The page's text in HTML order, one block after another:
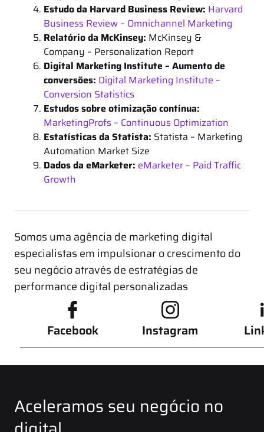
Estudo da Harvard Business Review: Harvard
Business Review – Omnichannel Marketing
Relatório da McKinsey: McKinsey &
Company – Personalization Report
Digital Marketing Institute – Aumento de
conversões: Digital Marketing Institute –
Conversion Statistics
Estudos sobre otimização contínua:
MarketingProfs – Continuous Optimization
Estatísticas da Statista: Statista – Marketing
Automation Market Size
Dados da eMarketer: eMarketer – Paid Traffic
Growth
Somos uma agência de marketing digital
especialistas em impulsionar o crescimento do
seu negócio através de estratégias de
performance digital personalizadas
Facebook Instagram
Aceleramos seu negócio no